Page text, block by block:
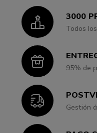
Icon3000
Todos
Icon95% de
IconGestión